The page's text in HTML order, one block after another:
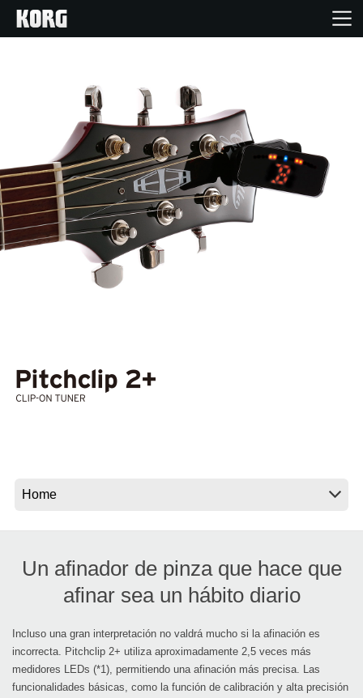
Productos
Características
Eventos
Soporte
Noticias
Ubicación
Un afinador de pinza que hace que
afinar sea un hábito diario
Incluso una gran interpretación no valdrá mucho si la afinación es
incorrecta. Pitchclip 2+ utiliza aproximadamente 2,5 veces más
medidores LEDs (*1), permitiendo una afinación más precisa. Las
funcionalidades básicas, como la función de calibración y alta precisión